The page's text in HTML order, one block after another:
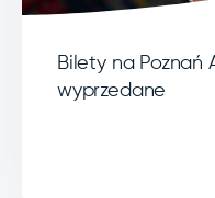
Bilety na Poznań
wyprzedane